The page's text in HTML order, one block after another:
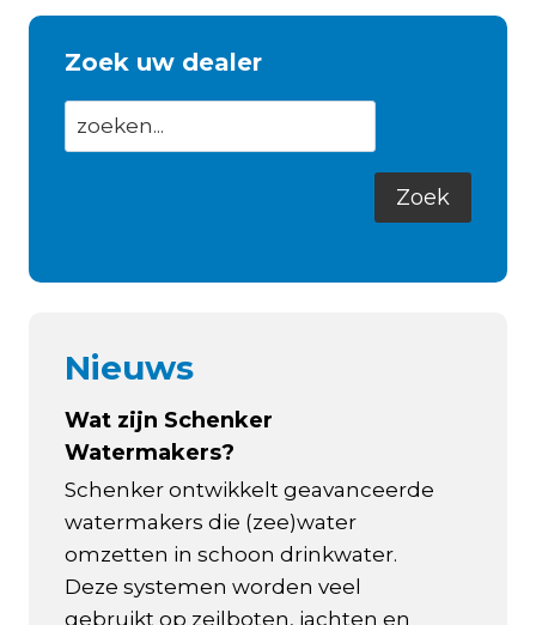
Zoek uw dealer
Nieuws
Wat zijn Schenker
Watermakers?
Schenker ontwikkelt geavanceerde
watermakers die (zee)water
omzetten in schoon drinkwater.
Deze systemen worden veel
gebruikt op zeilboten, jachten en